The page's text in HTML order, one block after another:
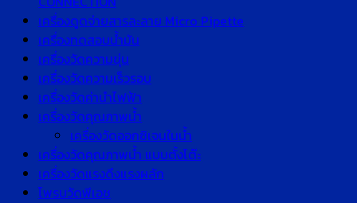
เครื่องดูดจ่ายสารละลาย Micro Pipette
เครื่องทดสอบน้ำมัน
เครื่องวัดความขุ่น
เครื่องวัดความเร็วรอบ
เครื่องวัดค่านำไฟฟ้า
เครื่องวัดคุณภาพน้ำ
เครื่องวัดออกซิเจนในน้ำ
เครื่องวัดคุณภาพน้ำ แบบตั้งโต๊ะ
เครื่องวัดแรงดึงแรงผลัก
โพรบวัดพีเอช